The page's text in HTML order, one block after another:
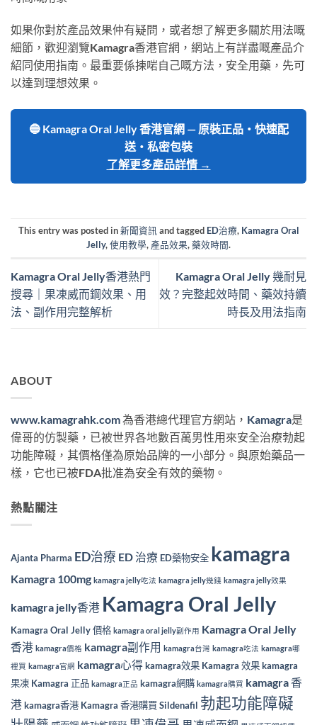
如果你對於產品效果仲有疑問，或者想了解更多關於用法嘅
細節，歡迎瀏覽Kamagra香港官網，網站上有詳盡嘅產品介
紹同使用指南。最重要係揀啱自己嘅方法，安全用藥，先可
以達到理想效果。
🔵 Kamagra Oral Jelly 香港官網 — 原裝正品・快速配
送・私密包裝
了解更多產品詳情 →
This entry was posted in新聞資訊and tagged ED治療, Kamagra Oral
Jelly,使用教學, 產品效果,藥效時間.
Kamagra Oral Jelly香港熱門
搜尋｜果凍威而鋼效果、用
法、副作用完整解析
Kamagra Oral Jelly 幾耐見
效？完整起效時間、藥效持續
時長及用法指南
ABOUT
www.kamagrahk.com為香港總代理官方網站， Kamagra是
偉哥的仿製藥，已被世界各地數百萬男性用來安全治療勃起
功能障礙，其價格僅為原始品牌的一小部分。與原始藥品一
樣，它也已被FDA批准為安全有效的藥物。
熱點關注
Ajanta Pharma ED治療 ED 治療 ED藥物安全 kamagra
Kamagra 100mg kamagra jelly吃法 kamagra jelly幾錢 kamagra jelly效果
kamagra jelly香港 Kamagra Oral Jelly
Kamagra Oral Jelly 價格 kamagra oral jelly副作用 Kamagra Oral Jelly
香港 kamagra價格 kamagra副作用 kamagra台灣 kamagra吃法 kamagra哪
裡買 kamagra官網 kamagra心得kamagra效果 Kamagra 效果kamagra
果凍 Kamagra 正品 kamagra正品 kamagra網購 kamagra購買 kamagra 香
港kamagra香港 Kamagra 香港購買 Sildenafil 勃起功能障礙